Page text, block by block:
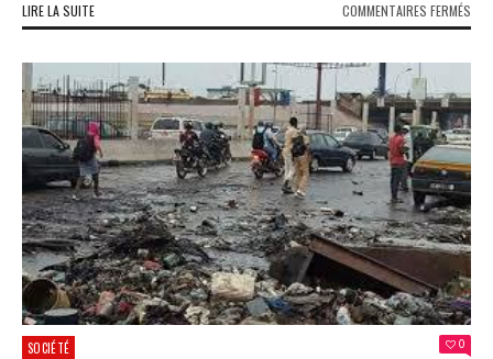
LIRE LA SUITE COMMENTAIRES FERMÉS
DU
DE
LA
SOCIÉTÉ 0